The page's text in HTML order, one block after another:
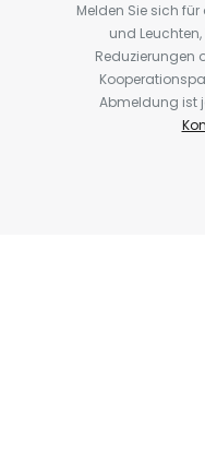
Melden Sie sich
und
Reduzierungen
Abmeldung ist